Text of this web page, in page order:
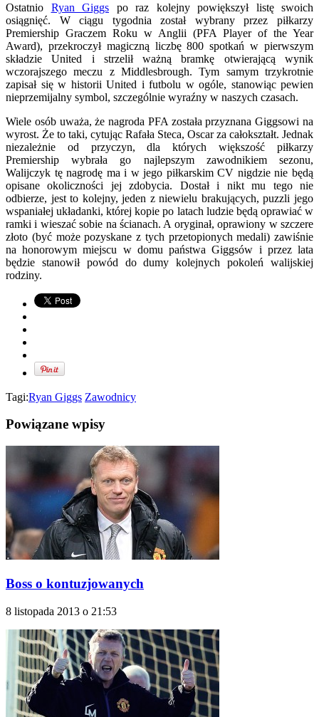
Ostatnio Ryan Giggs po raz kolejny powiększył listę swoich
osiągnięć. W ciągu tygodnia został wybrany przez piłkarzy
Premiership Graczem Roku w Anglii (PFA Player of the Year
Award), przekroczył magiczną liczbę 800 spotkań w pierwszym
składzie United i strzelił ważną bramkę otwierającą wynik
wczorajszego meczu z Middlesbrough. Tym samym trzykrotnie
zapisał się w historii United i futbolu w ogóle, stanowiąc pewien
nieprzemijalny symbol, szczególnie wyraźny w naszych czasach.
Wiele osób uważa, że nagroda PFA została przyznana Giggsowi na
wyrost. Że to taki, cytując Rafała Steca, Oscar za całokształt. Jednak
niezależnie od przyczyn, dla których większość piłkarzy
Premiership wybrała go najlepszym zawodnikiem sezonu,
Walijczyk tę nagrodę ma i w jego piłkarskim CV nigdzie nie będą
opisane okoliczności jej zdobycia. Dostał i nikt mu tego nie
odbierze, jest to kolejny, jeden z niewielu brakujących, puzzli jego
wspaniałej układanki, której kopie po latach ludzie będą oprawiać w
ramki i wieszać sobie na ścianach. A oryginał, oprawiony w szczere
złoto (być może pozyskane z tych przetopionych medali) zawiśnie
na honorowym miejscu w domu państwa Giggsów i przez lata
będzie stanowił powód do dumy kolejnych pokoleń walijskiej
rodziny.
Tagi:Ryan Giggs Zawodnicy
Powiązane wpisy
Boss o kontuzjowanych
8 listopada 2013 o 21:53